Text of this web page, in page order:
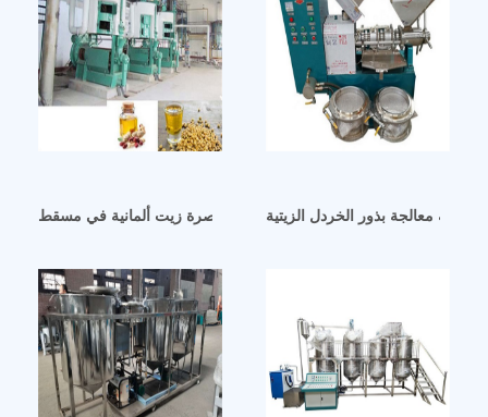
عصر زيت بذر الكتان في معصرة زيت ألمانية في مسقط
معالجة بذور الخردل الزيتية